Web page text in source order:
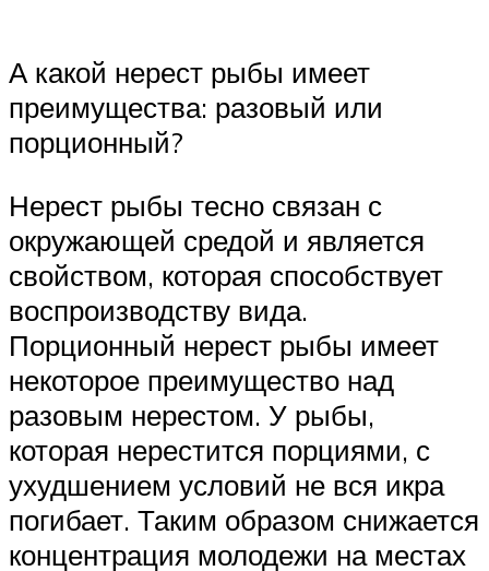
А какой нерест рыбы имеет
преимущества: разовый или
порционный?
Нерест рыбы тесно связан с
окружающей средой и является
свойством, которая способствует
воспроизводству вида.
Порционный нерест рыбы имеет
некоторое преимущество над
разовым нерестом. У рыбы,
которая нерестится порциями, с
ухудшением условий не вся икра
погибает. Таким образом снижается
концентрация молодежи на местах